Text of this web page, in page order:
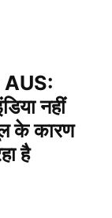
नहीं
के कारण
है